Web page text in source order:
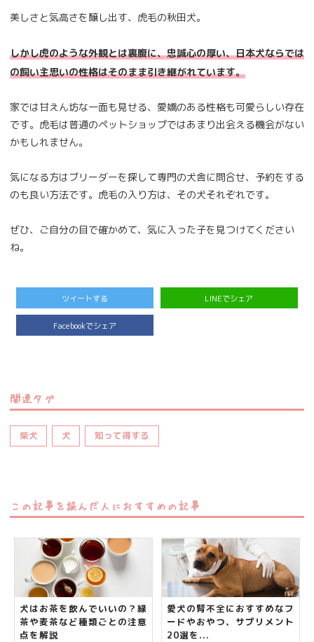
美しさと気高さを醸し出す、虎毛の秋田犬。
しかし虎のような外観とは裏腹に、忠誠心の厚い、日本犬ならでは
の飼い主思いの性格はそのまま引き継がれています。
家では甘えん坊な一面も見せる、愛嬌のある性格も可愛らしい存在
です。虎毛は普通のペットショップではあまり出会える機会がない
かもしれません。
気になる方はブリーダーを探して専門の犬舎に問合せ、予約をする
のも良い方法です。虎毛の入り方は、その犬それぞれです。
ぜひ、ご自分の目で確かめて、気に入った子を見つけてください
ね。
ツイートする LINEでシェア
Facebookでシェア
関連タグ
柴犬 犬 知って得する
この記事を読んだ人におすすめの記事
犬はお茶を飲んでいいの？緑
茶や麦茶など種類ごとの注意
点を解説
愛犬の腎不全におすすめなフ
ードやおやつ、サプリメント
20選を...